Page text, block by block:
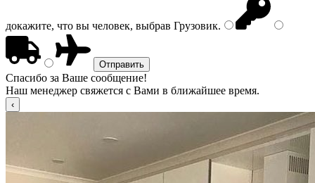
докажите, что вы человек, выбрав Грузовик.
Спасибо за Ваше сообщение!
Наш менеджер свяжется с Вами в ближайшее время.